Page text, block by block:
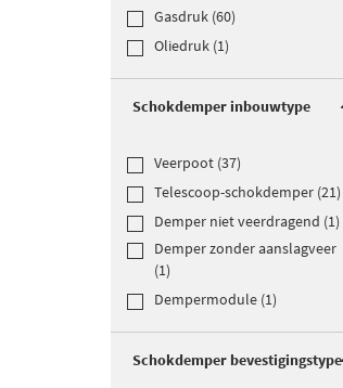
Gasdruk (60)
Oliedruk (1)
Schokdemper inbouwtype
Veerpoot (37)
Telescoop-schokdemper (21)
Demper niet veerdragend (1)
Demper zonder aanslagveer
(1)
Dempermodule (1)
Schokdemper bevestigingstype